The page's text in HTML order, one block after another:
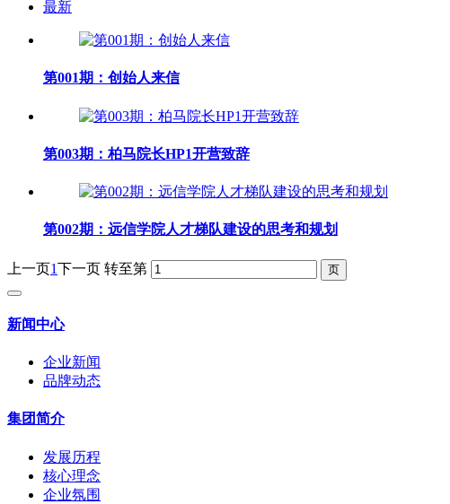
最新
第001期：创始人来信
第003期：柏马院长HP1开营致辞
第002期：远信学院人才梯队建设的思考和规划
上一页1下一页 转至第
新闻中心
企业新闻
品牌动态
集团简介
发展历程
核心理念
企业氛围